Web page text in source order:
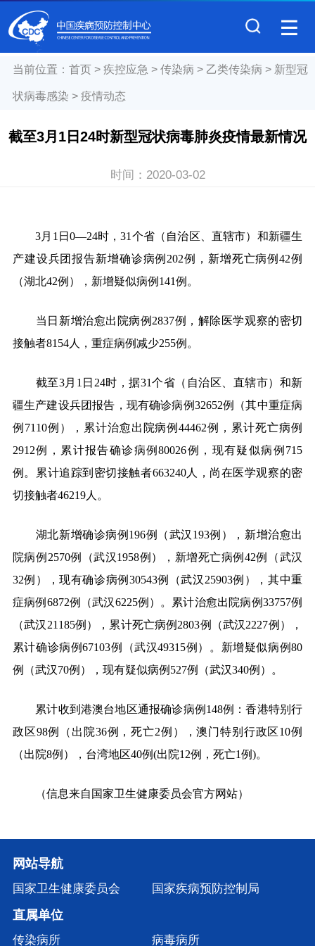
当前位置： 首页> 疾控应急 > 传染病 > 乙类传染病 > 新型冠
状病毒感染 > 疫情动态
截至3月1日24时新型冠状病毒肺炎疫情最新情况
时间： 2020-03-02
3月1日0—24时，31个省（自治区、直辖市）和新疆生
产建设兵团报告新增确诊病例202例，新增死亡病例42例
（湖北42例），新增疑似病例141例。
当日新增治愈出院病例2837例，解除医学观察的密切
接触者8154人，重症病例减少255例。
截至3月1日24时，据31个省（自治区、直辖市）和新
疆生产建设兵团报告，现有确诊病例32652例（其中重症病
例7110例），累计治愈出院病例44462例，累计死亡病例
2912例，累计报告确诊病例80026例，现有疑似病例715
例。累计追踪到密切接触者663240人，尚在医学观察的密
切接触者46219人。
湖北新增确诊病例196例（武汉193例），新增治愈出
院病例2570例（武汉1958例），新增死亡病例42例（武汉
32例），现有确诊病例30543例（武汉25903例），其中重
症病例6872例（武汉6225例）。累计治愈出院病例33757例
（武汉21185例），累计死亡病例2803例（武汉2227例），
累计确诊病例67103例（武汉49315例）。新增疑似病例80
例（武汉70例），现有疑似病例527例（武汉340例）。
累计收到港澳台地区通报确诊病例148例：香港特别行
政区98例（出院36例，死亡2例），澳门特别行政区10例
（出院8例），台湾地区40例(出院12例，死亡1例)。
（信息来自国家卫生健康委员会官方网站）
网站导航
国家卫生健康委员会 国家疾病预防控制局
直属单位
传染病所 病毒病所